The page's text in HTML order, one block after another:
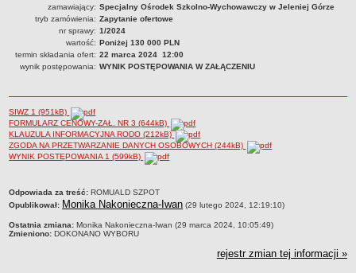
ZARZĄDZENIA
PRZETARGI
SPRAWOZDANIA FINANSOWE
2018
2020
2021
2022
2023
2025
OGŁOSZENIA
DEKLARACJA DOSTĘPNOŚCI
zamawiający: Specjalny Ośrodek Szkolno-Wychowawczy w Jeleniej Górze
tryb zamówienia: Zapytanie ofertowe
nr sprawy: 1/2024
wartość: Poniżej 130 000 PLN
termin składania ofert: 22 marca 2024 12:00
wynik postępowania: WYNIK POSTĘPOWANIA W ZAŁĄCZENIU
SIWZ 1 (951kB)
FORMULARZ CENOWY-ZAŁ. NR 3 (644kB)
KLAUZULA INFORMACYJNA RODO (212kB)
ZGODA NA PRZETWARZANIE DANYCH OSOBOWYCH (244kB)
WYNIK POSTĘPOWANIA 1 (599kB)
metryczka
Odpowiada za treść: ROMUALD SZPOT
Opublikował: Monika Nakonieczna-Iwan (29 lutego 2024, 12:19:10)
Ostatnia zmiana: Monika Nakonieczna-Iwan (29 marca 2024, 10:05:49)
Zmieniono: DOKONANO WYBORU
rejestr zmian tej informacji »